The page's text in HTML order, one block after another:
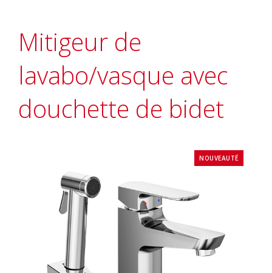
Mitigeur de
lavabo/vasque avec
douchette de bidet
NOUVEAUTÉ